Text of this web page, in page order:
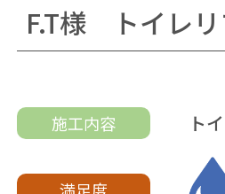
F.T様 トイレリ
施工内容 ト